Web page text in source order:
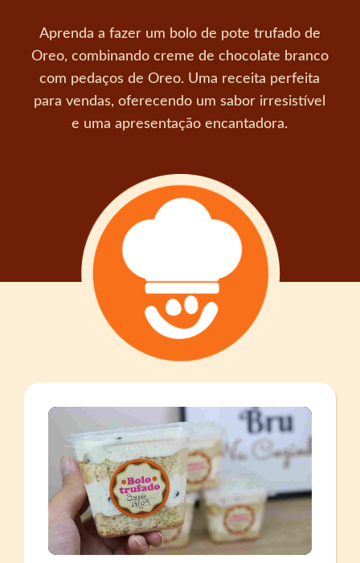
Aprenda a fazer um bolo de pote trufado de
Oreo, combinando creme de chocolate branco
com pedaços de Oreo. Uma receita perfeita
para vendas, oferecendo um sabor irresistível
e uma apresentação encantadora.